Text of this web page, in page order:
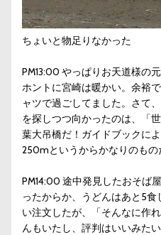
ちょいと物足りなかった
PM13:00 やっぱりお天道様の
ホントに宮崎は暖かい。余裕
ャツで過ごしてました。さて
を探しつつ向かったのは、「
葉大吊橋だ！ガイドブックに
250mというからかなりのもの
PM14:00 途中発見したおそば
ったからか、うどんはあと5
い注文したが、「そんなに作
んもいたし、評判はいいみた